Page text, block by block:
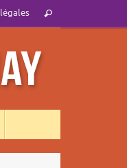
pour
Rechercher